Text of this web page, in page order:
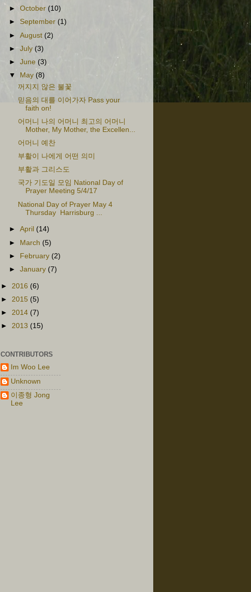
►October(10)
► September (1)
►August(2)
►July(3)
►June (3)
▼
May (8)
꺼지지 않은 불꽃
믿음의 대를 이어가자 Pass your
faith on!
어머니 나의 어머니 최고의 어머니
Mother, My Mother, the Excellen...
어머니 예찬
부활이 나에게 어떤 의미
부활과 그리스도
국가 기도일 모임 National Day of
Prayer Meeting 5/4/17
National Day of Prayer May 4
Thursday Harrisburg ...
►April (14)
► March (5)
► February (2)
►January (7)
► 2016 (6)
► 2015 (5)
► 2014 (7)
► 2013 (15)
CONTRIBUTORS
Im Woo Lee
Unknown
이종형 Jong
Lee